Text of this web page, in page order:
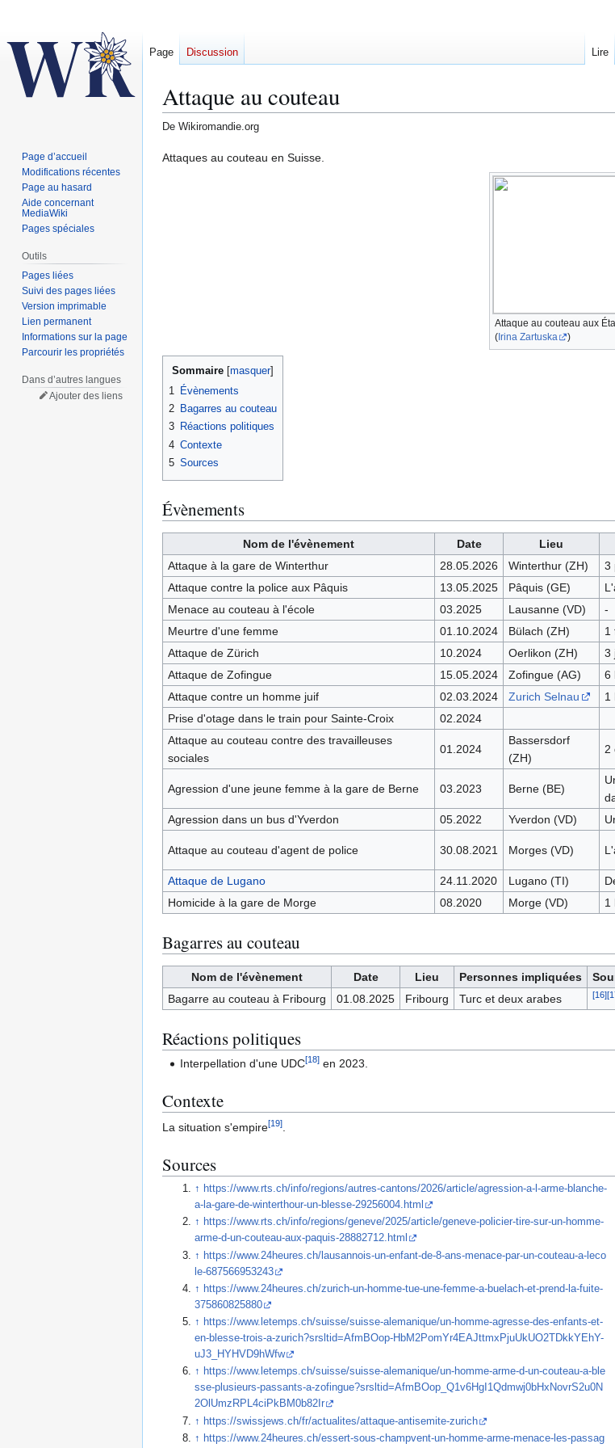
Attaque au couteau
De Wikiromandie.org
Aller
Aller
Attaques au couteau en Suisse.
Attaque au couteau aux
(Irina Zartuska )
Sommaire
1
Évènements
2 Bagarres au couteau
3 Réactions politiques
4 Contexte
5 Sources
Évènements
Nom de l'évènement Date Lieu
Attaque à la gare de Winterthur
28.05.2026 Winterthur (ZH) 3
Attaque contre la police aux Pâquis 13.05.2025 Pâquis (GE)
Menace au couteau à l'école 03.2025 Lausanne (VD) -
Meurtre d'une femme 01.10.2024 Bülach (ZH) 1
Attaque de Zürich 10.2024 Oerlikon (ZH) 3
Attaque de Zofingue 15.05.2024 Zofingue (AG) 6
Attaque contre un homme juif 02.03.2024 Zurich Selnau 1
Prise d'otage dans le train pour Sainte-Croix 02.2024
Attaque au couteau contre des travailleuses
sociales
01.2024
Bassersdorf
(ZH)
2
Agression d'une jeune femme à la gare de Berne 03.2023 Berne (BE)
Agression dans un bus d'Yverdon 05.2022 Yverdon (VD)
Attaque au couteau d'agent de police 30.08.2021 Morges (VD)
Attaque de Lugano 24.11.2020 Lugano (TI)
Homicide à la gare de Morge 08.2020 Morge (VD) 1
Bagarres au couteau
Nom de l'évènement Date Lieu Personnes impliquées
Bagarre au couteau à Fribourg
01.08.2025 Fribourg Turc et deux arabes [16][
Réactions politiques
Interpellation d'une UDC[18] en 2023.
Contexte
La situation s'empire[19]
Sources
↑ https://www.rts.ch/info/regions/autres-cantons/2026/article/agression-a-l-arme-blanche-
a-la-gare-de-winterthour-un-blesse-29256004.html
↑ https://www.rts.ch/info/regions/geneve/2025/article/geneve-policier-tire-sur-un-homme-
arme-d-un-couteau-aux-paquis-28882712.html
↑ https://www.24heures.ch/lausannois-un-enfant-de-8-ans-menace-par-un-couteau-a-leco
le-687566953243
↑ https://www.24heures.ch/zurich-un-homme-tue-une-femme-a-buelach-et-prend-la-fuite-
375860825880
↑ https://www.letemps.ch/suisse/suisse-alemanique/un-homme-agresse-des-enfants-et-
en-blesse-trois-a-zurich?srsltid=AfmBOop-HbM2PomYr4EAJttmxPjuUkUO2TDkkYEhY-
uJ3_HYHVD9hWfw
↑ https://www.letemps.ch/suisse/suisse-alemanique/un-homme-arme-d-un-couteau-a-ble
sse-plusieurs-passants-a-zofingue?srsltid=AfmBOop_Q1v6HgI1Qdmwj0bHxNovrS2u0N
2OlUmzRPL4ciPkBM0b82Ir
↑ https://swissjews.ch/fr/actualites/attaque-antisemite-zurich
↑ https://www.24heures.ch/essert-sous-champvent-un-homme-arme-menace-les-passag
Page Discussion Lire
Page d’accueil
Modifications récentes
Page au hasard
Aide concernant
MediaWiki
Pages spéciales
Outils
Pages liées
Suivi des pages liées
Version imprimable
Lien permanent
Informations sur la page
Parcourir les propriétés
Dans d’autres langues
Ajouter des liens